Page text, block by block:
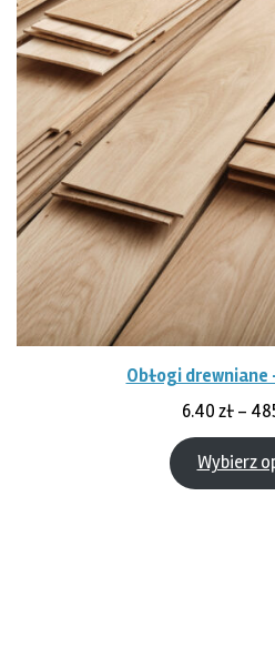
Obłogi drewniane
6.40 zł –
Wybierz